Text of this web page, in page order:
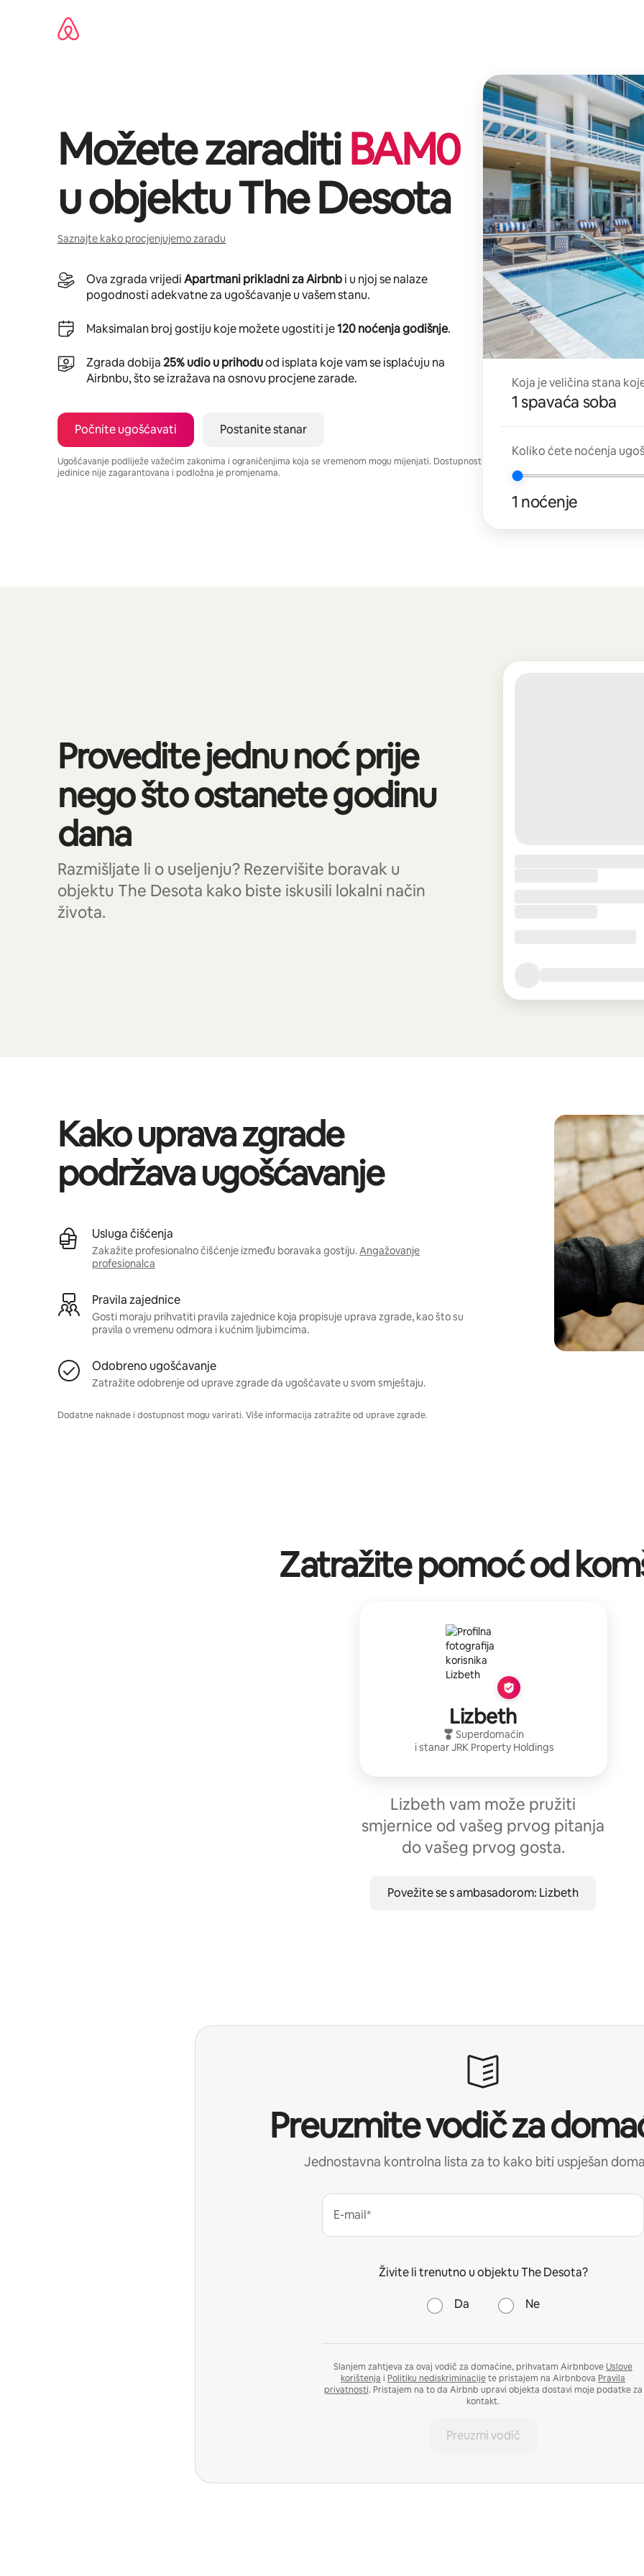
Možete zaraditiBAM0
u objektuThe Desota
Saznajte kako procjenjujemo zaradu
Ova zgrada vrijediApartmani prikladni za Airbnbi u njoj se nalaze
pogodnosti adekvatne za ugošćavanje u vašem stanu.
Maksimalan broj gostiju koje možete ugostiti je120 noćenja godišnje.
Zgrada dobija25% udio u prihoduod isplata koje vam se isplaćuju na
Airbnbu, što se izražava na osnovu procjene zarade.
Počnite ugošćavati Postanite stanar
Ugošćavanje podliježe važećim zakonima i ograničenjima koja se vremenom mogu mijenjati. Dostupnost
jedinice nije zagarantovana i podložna je promjenama.
Koja je veličina stana
1 spavaća soba
Koliko ćete noćenja
1 noćenje
Provedite jednu noć prije
nego što ostanete godinu
dana
Razmišljate li o useljenju? Rezervišite boravak u
objektu The Desota kako biste iskusili lokalni način
života.
Kako uprava zgrade
podržava ugošćavanje
Usluga čišćenja
Zakažite profesionalno čišćenje između boravaka gostiju.Angažovanje
profesionalca
Pravila zajednice
Gosti moraju prihvatiti pravila zajednice koja propisuje uprava zgrade, kao što su
pravila o vremenu odmora i kućnim ljubimcima.
Odobreno ugošćavanje
Zatražite odobrenje od uprave zgrade da ugošćavate u svom smještaju.
Dodatne naknade i dostupnost mogu varirati. Više informacija zatražite od uprave zgrade.
Zatražite pomoć od
Lizbeth
Superdomaćin
i stanarJRK Property Holdings
Lizbeth vam može pružiti
smjernice od vašeg prvog pitanja
do vašeg prvog gosta.
Povežite se s ambasadorom: Lizbeth
Preuzmite vodič za
Jednostavna kontrolna lista za to kako biti uspješan
E-mail*
Živite li trenutno u objektu The Desota?
Da Ne
Slanjem zahtjeva za ovaj vodič za domaćine, prihvatam AirbnboveUslove
korištenja i Politiku nediskriminacijete pristajem na Airbnbova Pravila
privatnosti. Pristajem na to da Airbnb upravi objekta dostavi moje podatke za
kontakt.
Preuzmi vodič